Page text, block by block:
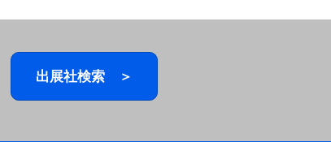
出展社検索 ＞